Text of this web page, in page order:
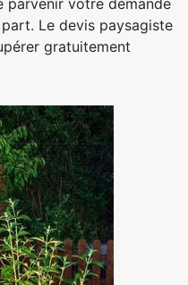
Le devis paysagiste
gratuitement